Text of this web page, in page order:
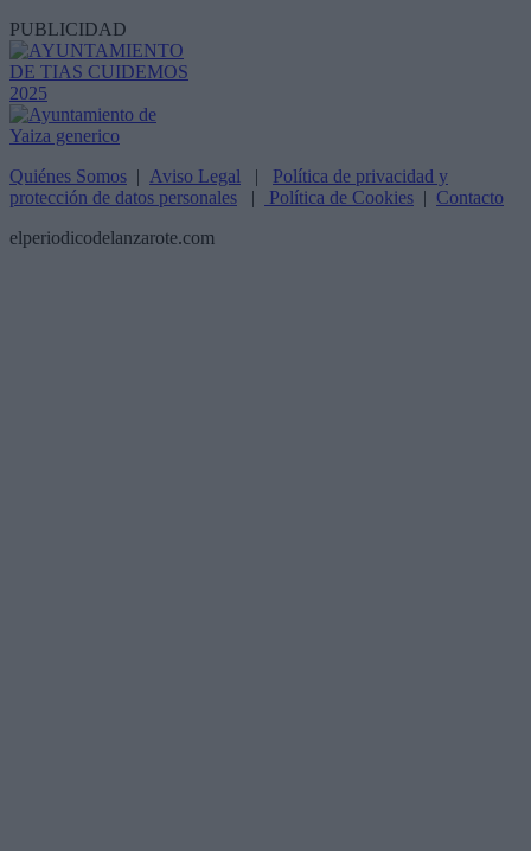
PUBLICIDAD
Quiénes Somos | Aviso Legal | Política de privacidad y
protección de datos personales | Política de Cookies | Contacto
elperiodicodelanzarote.com